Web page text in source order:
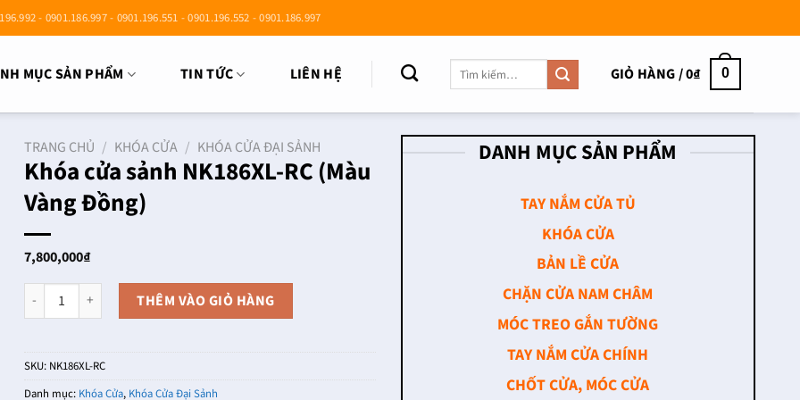
- 0901.186.997 - 0901.196.551 - 0901.196.552 - 0901.186.997
MỤC SẢN PHẨM TIN TỨC LIÊN HỆ
Tìm
kiếm:
GIỎ HÀNG /0₫ 0
TRANG CHỦ / KHÓA CỬA / KHÓA CỬA ĐẠI SẢNH
Khóa cửa sảnh NK186XL-RC (Màu
Vàng Đồng)
7,800,000₫
Khóa cửa sảnh NK186XL-RC (Màu Vàng Đồng) số lượng
THÊM VÀO GIỎ HÀNG
SKU: NK186XL-RC
Danh mục: Khóa Cửa, Khóa Cửa Đại Sảnh
DANH MỤC SẢN PHẨM
TAY NẮM CỬA TỦ
KHÓA CỬA
BẢN LỀ CỬA
CHẶN CỬA NAM CHÂM
MÓC TREO GẮN TƯỜNG
TAY NẮM CỬA CHÍNH
CHỐT CỬA, MÓC CỬA